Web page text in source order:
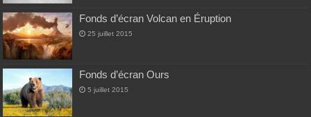
Fonds d’écran Volcan en Éruption
25 juillet 2015
Fonds d’écran Ours
5 juillet 2015